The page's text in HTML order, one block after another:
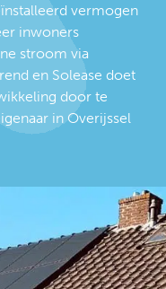
vermogen
inwoners
stroom via
en Solease doet
door te
in Overijssel